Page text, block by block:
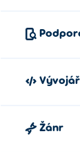
Vývojář
Žánr